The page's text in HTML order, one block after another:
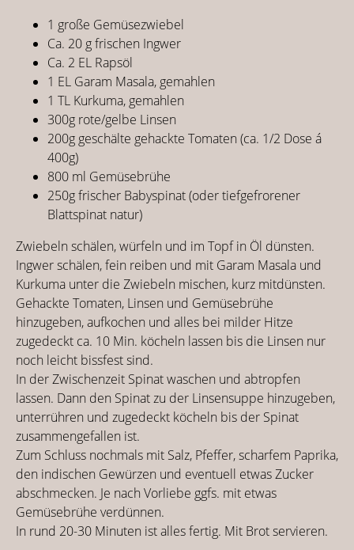
1 große Gemüsezwiebel
Ca. 20 g frischen Ingwer
Ca. 2 EL Rapsöl
1 EL Garam Masala, gemahlen
1 TL Kurkuma, gemahlen
300g rote/gelbe Linsen
200g geschälte gehackte Tomaten (ca. 1/2 Dose á
400g)
800 ml Gemüsebrühe
250g frischer Babyspinat (oder tiefgefrorener
Blattspinat natur)
Zwiebeln schälen, würfeln und im Topf in Öl dünsten.
Ingwer schälen, fein reiben und mit Garam Masala und
Kurkuma unter die Zwiebeln mischen, kurz mitdünsten.
Gehackte Tomaten, Linsen und Gemüsebrühe
hinzugeben, aufkochen und alles bei milder Hitze
zugedeckt ca. 10 Min. köcheln lassen bis die Linsen nur
noch leicht bissfest sind.
In der Zwischenzeit Spinat waschen und abtropfen
lassen. Dann den Spinat zu der Linsensuppe hinzugeben,
unterrühren und zugedeckt köcheln bis der Spinat
zusammengefallen ist.
Zum Schluss nochmals mit Salz, Pfeffer, scharfem Paprika,
den indischen Gewürzen und eventuell etwas Zucker
abschmecken. Je nach Vorliebe ggfs. mit etwas
Gemüsebrühe verdünnen.
In rund 20-30 Minuten ist alles fertig. Mit Brot servieren.